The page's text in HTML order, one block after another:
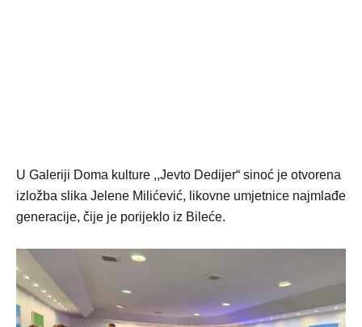
U Galeriji Doma kulture ,,Jevto Dedijer“ sinoć je otvorena
izložba slika Jelene Milićević, likovne umjetnice najmlađe
generacije, čije je porijeklo iz Bileće.